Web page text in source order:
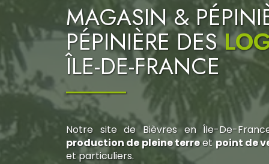
MAGASIN &
PÉPINIÈRE DES
ÎLE-DE-FRANCE
Notre site de Bièvres en Île-De-
production de pleine terreet point de
et particuliers.